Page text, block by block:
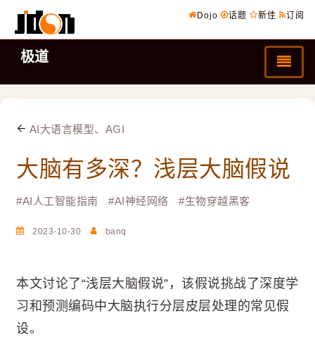
Dojo 话题 新佳 订阅
极道
AI大语言模型、AGI
大脑有多深？浅层大脑假说
#AI人工智能指南 #AI神经网络 #生物穿越黑客
2023-10-30 banq
本文讨论了“浅层大脑假说”，该假说挑战了深度学
习和预测编码中大脑执行分层皮层处理的常见假
设。